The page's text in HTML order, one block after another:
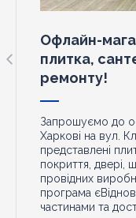
Офлайн-
плитка,
ремонту!
Запрошуємо до
Харкові на вул.
представлені
покриття, двері,
провідних
програма
частинами та